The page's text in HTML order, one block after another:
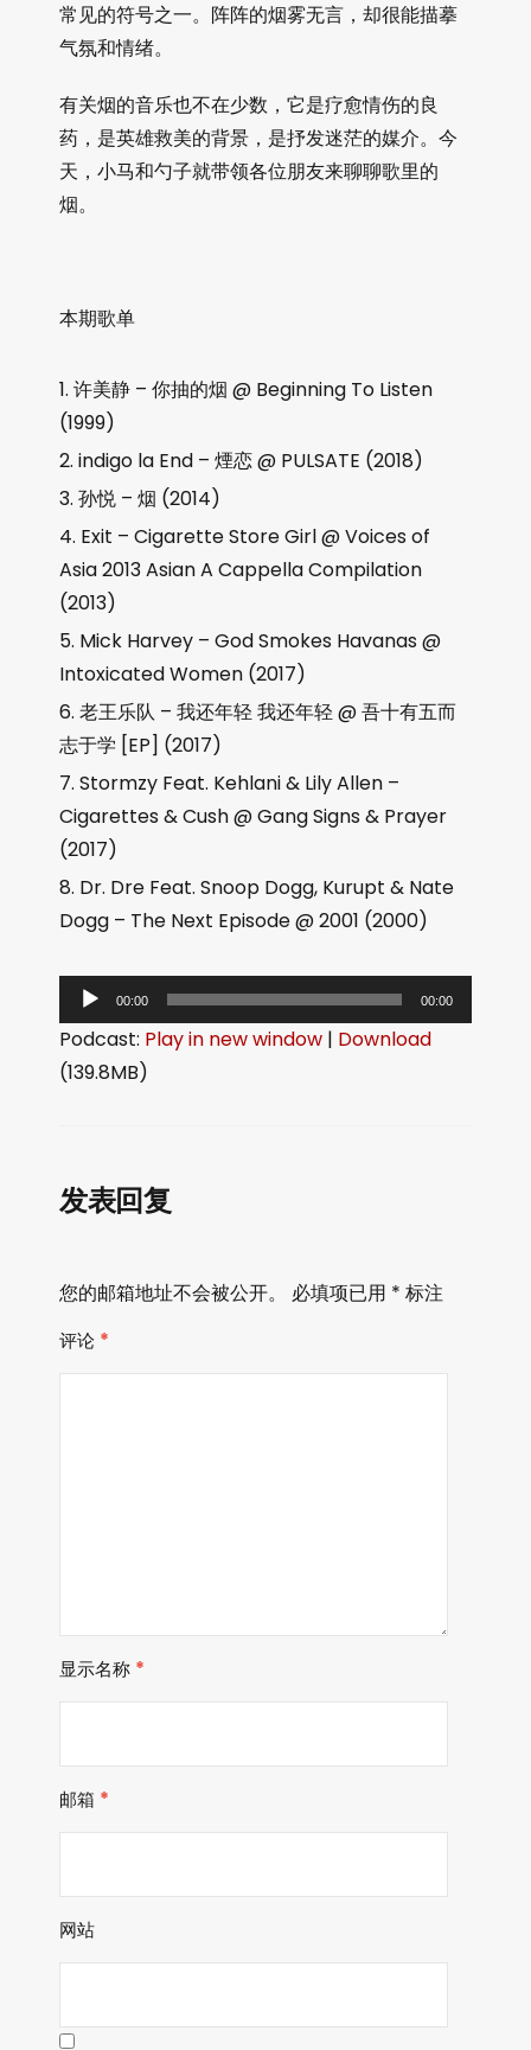
常见的符号之一。阵阵的烟雾无言，却很能描摹
气氛和情绪。
有关烟的音乐也不在少数，它是疗愈情伤的良
药，是英雄救美的背景，是抒发迷茫的媒介。今
天，小马和勺子就带领各位朋友来聊聊歌里的
烟。
本期歌单
许美静 – 你抽的烟 @ Beginning To Listen
(1999)
indigo la End – 煙恋 @ PULSATE (2018)
孙悦 – 烟 (2014)
Exit – Cigarette Store Girl @ Voices of
Asia 2013 Asian A Cappella Compilation
(2013)
Mick Harvey – God Smokes Havanas @
Intoxicated Women (2017)
老王乐队 – 我还年轻 我还年轻 @ 吾十有五而
志于学 [EP] (2017)
Stormzy Feat. Kehlani & Lily Allen –
Cigarettes & Cush @ Gang Signs & Prayer
(2017)
Dr. Dre Feat. Snoop Dogg, Kurupt & Nate
Dogg – The Next Episode @ 2001 (2000)
频
播
放
00:00 00:00
Podcast: Play in new window | Download
(139.8MB)
发表回复
您的邮箱地址不会被公开。 必填项已用 * 标注
评论 *
显示名称 *
邮箱 *
网站